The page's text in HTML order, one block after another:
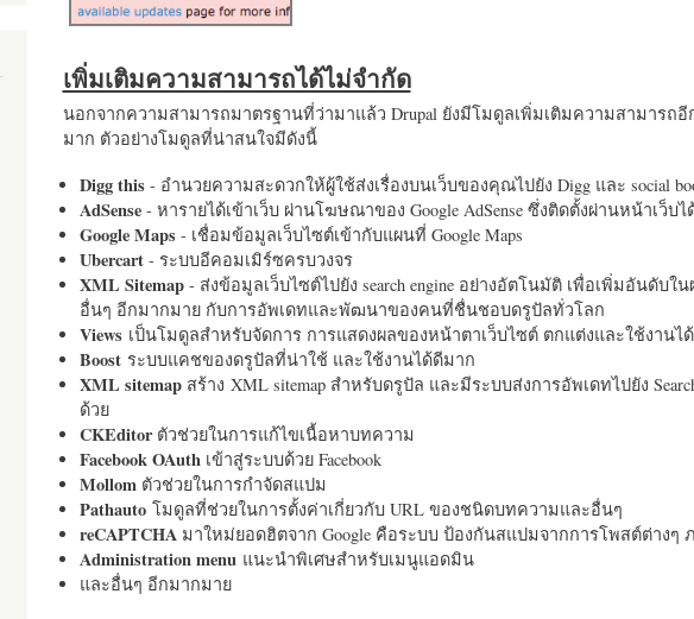
เพิ่มเติมความสามารถได้ไม่จำกัด
นอกจากความสามารถมาตรฐานที่ว่ามาแล้ว Drupal ยังมีโมดูลเพิ่มเติมความสามารถอี
มาก ตัวอย่างโมดูลที่น่าสนใจมีดังนี้
Digg this- อำนวยความสะดวกให้ผู้ใช้ส่งเรื่องบนเว็บของคุณไปยัง Digg และ social
AdSense- หารายได้เข้าเว็บ ผ่านโฆษณาของ Google AdSense ซึ่งติดตั้งผ่านหน้าเว็บไ
Google Maps- เชื่อมข้อมูลเว็บไซต์เข้ากับแผนที่ Google Maps
Ubercart- ระบบอีคอมเมิร์ซครบวงจร
XML Sitemap- ส่งข้อมูลเว็บไซต์ไปยัง search engine อย่างอัตโนมัติ เพื่อเพิ่มอันดับใ
อื่นๆ อีกมากมาย กับการอัพเดทและพัฒนาของคนที่ชื่นชอบดรูปัลทั่วโลก
Views เป็นโมดูลสำหรับจัดการ การแสดงผลของหน้าตาเว็บไซต์ ตกแต่งและใช้งานไ
Boost ระบบแคชของดรูปัลที่น่าใช้ และใช้งานได้ดีมาก
XML sitemapสร้าง XML sitemap สำหรับดรูปัล และมีระบบส่งการอัพเดทไปยัง
ด้วย
CKEditorตัวช่วยในการแก้ไขเนื้อหาบทความ
Facebook OAuth เข้าสู่ระบบด้วย Facebook
Mollom ตัวช่วยในการกำจัดสแปม
Pathautoโมดูลที่ช่วยในการตั้งค่าเกี่ยวกับ URL ของชนิดบทความและอื่นๆ
reCAPTCHA มาใหม่ยอดฮิตจาก Google คือระบบ ป้องกันสแปมจากการโพสต์ต่างๆ
Administration menu แนะนำพิเศษสำหรับเมนูแอดมิน
และอื่นๆ อีกมากมาย